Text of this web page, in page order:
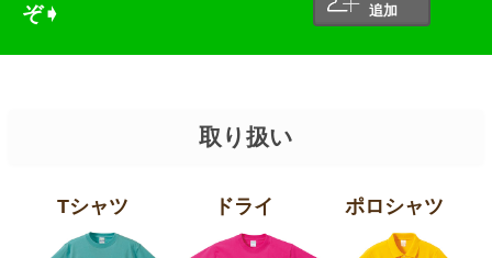
ぞ➧
追加
取り扱い
Tシャツ ドライ ポロシャツ